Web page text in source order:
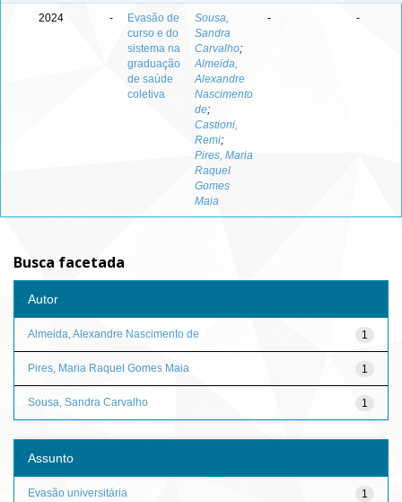
2024 -
Evasão de
curso e do
sistema na
graduação
de saúde
coletiva
Sousa,
Sandra
Carvalho;
Almeida,
Alexandre
Nascimento
de;
Castioni,
Remi;
Pires, Maria
Raquel
Gomes
Maia
- -
Busca facetada
Autor
1
Almeida, Alexandre Nascimento de
1
Pires, Maria Raquel Gomes Maia
1
Sousa, Sandra Carvalho
Assunto
1
Evasão universitária